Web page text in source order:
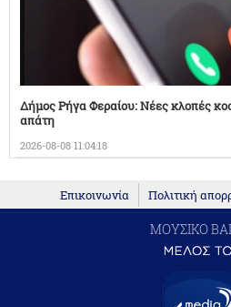
Δήμος Ρήγα Φεραίου: Νέες κλοπές
απάτη
2026-08-08 11:04:18
Επικοινωνία Πολιτική
ΜΟΥΣΙΚΟ